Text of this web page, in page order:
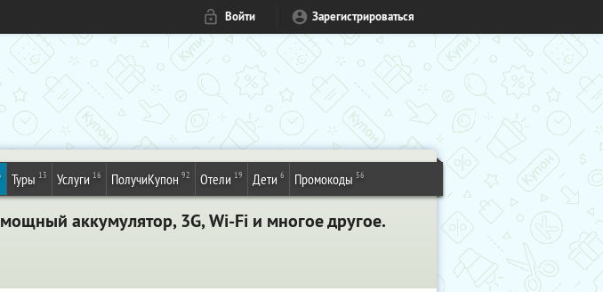
Войти Зарегистрироваться
Туры 13 Услуги 16 ПолучиКупон 92 Отели 19 Дети 6 Промокоды 56
аккумулятор, 3G, Wi-Fi и многое другое.